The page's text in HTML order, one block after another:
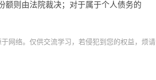
额则由法院裁决；对于属于个人债务的
网络。仅供交流学习，若侵犯到您的权益，烦请